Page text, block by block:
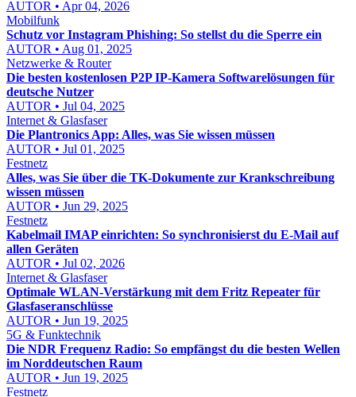
AUTOR • Apr 04, 2026
Mobilfunk
Schutz vor Instagram Phishing: So stellst du die Sperre ein
AUTOR • Aug 01, 2025
Netzwerke & Router
Die besten kostenlosen P2P IP-Kamera Softwarelösungen für
deutsche Nutzer
AUTOR • Jul 04, 2025
Internet & Glasfaser
Die Plantronics App: Alles, was Sie wissen müssen
AUTOR • Jul 01, 2025
Festnetz
Alles, was Sie über die TK-Dokumente zur Krankschreibung
wissen müssen
AUTOR • Jun 29, 2025
Festnetz
Kabelmail IMAP einrichten: So synchronisierst du E-Mail auf
allen Geräten
AUTOR • Jul 02, 2026
Internet & Glasfaser
Optimale WLAN-Verstärkung mit dem Fritz Repeater für
Glasfaseranschlüsse
AUTOR • Jun 19, 2025
5G & Funktechnik
Die NDR Frequenz Radio: So empfängst du die besten Wellen
im Norddeutschen Raum
AUTOR • Jun 19, 2025
Festnetz